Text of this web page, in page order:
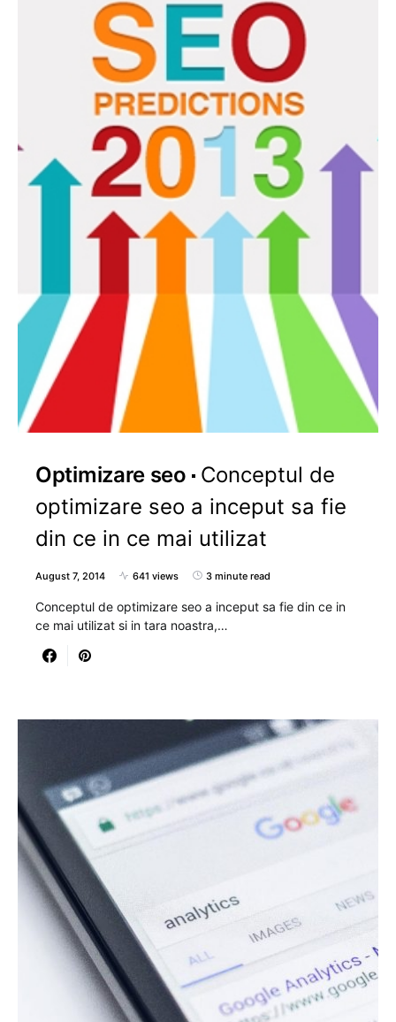
Optimizare seo
Conceptul de
optimizare seo a inceput sa fie
din ce in ce mai utilizat
August 7, 2014 641 views 3 minute read
Conceptul de optimizare seo a inceput sa fie din ce in
ce mai utilizat si in tara noastra,…